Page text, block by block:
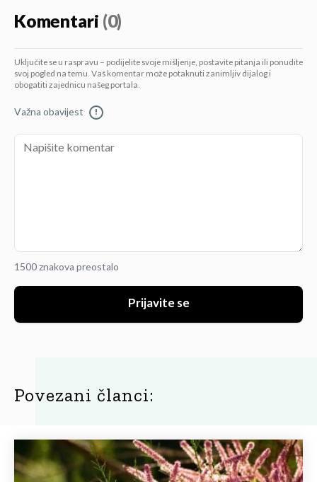
Komentari (0)
Uključite se u raspravu – podijelite svoje mišljenje, postavite pitanja ili ponudite
svoj pogled na temu. Vaš komentar može potaknuti zanimljiv dijalog i
obogatiti zajednicu našeg portala.
Važna obavijest !
1500 znakova preostalo
Prijavite se
Povezani članci: